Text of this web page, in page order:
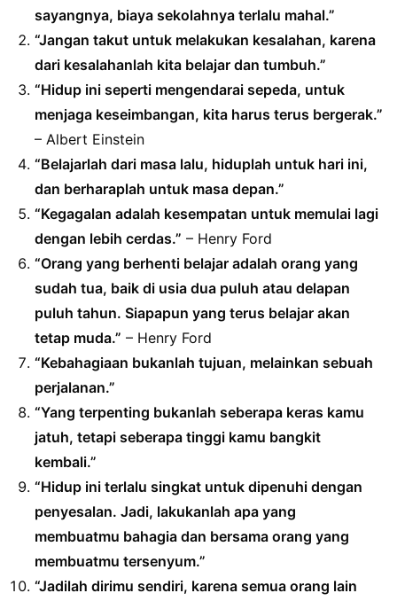
sayangnya, biaya sekolahnya terlalu mahal.”
“Jangan takut untuk melakukan kesalahan, karena
dari kesalahanlah kita belajar dan tumbuh.”
“Hidup ini seperti mengendarai sepeda, untuk
menjaga keseimbangan, kita harus terus bergerak.”
– Albert Einstein
“Belajarlah dari masa lalu, hiduplah untuk hari ini,
dan berharaplah untuk masa depan.”
“Kegagalan adalah kesempatan untuk memulai lagi
dengan lebih cerdas.” – Henry Ford
“Orang yang berhenti belajar adalah orang yang
sudah tua, baik di usia dua puluh atau delapan
puluh tahun. Siapapun yang terus belajar akan
tetap muda.” – Henry Ford
“Kebahagiaan bukanlah tujuan, melainkan sebuah
perjalanan.”
“Yang terpenting bukanlah seberapa keras kamu
jatuh, tetapi seberapa tinggi kamu bangkit
kembali.”
“Hidup ini terlalu singkat untuk dipenuhi dengan
penyesalan. Jadi, lakukanlah apa yang
membuatmu bahagia dan bersama orang yang
membuatmu tersenyum.”
“Jadilah dirimu sendiri, karena semua orang lain